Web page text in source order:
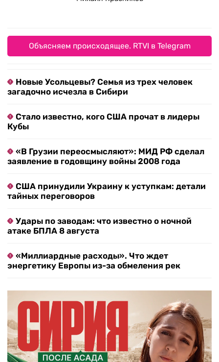
Объясняем происходящее. RTVI в Telegram
Новые Усольцевы? Семья из трех человек
загадочно исчезла в Сибири
Стало известно, кого США прочат в лидеры
Кубы
«В Грузии переосмысляют»: МИД РФ сделал
заявление в годовщину войны 2008 года
США принудили Украину к уступкам: детали
тайных переговоров
Удары по заводам: что известно о ночной
атаке БПЛА 8 августа
«Миллиардные расходы». Что ждет
энергетику Европы из-за обмеления рек